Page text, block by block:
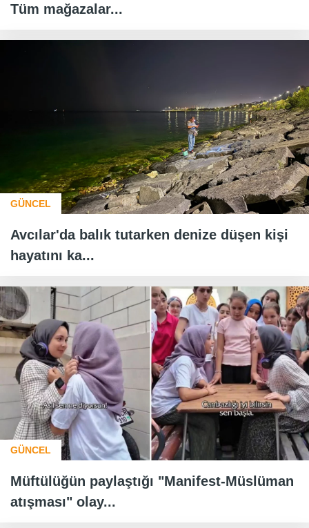
Tüm mağazalar...
GÜNCEL
Avcılar'da balık tutarken denize düşen kişi
hayatını ka...
GÜNCEL
Müftülüğün paylaştığı "Manifest-Müslüman
atışması" olay...